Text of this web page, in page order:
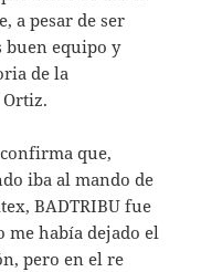
a pesar de ser
buen equipo y
de la
que,
iba al mando de
BADTRIBU fue
me había dejado el
pero en el re